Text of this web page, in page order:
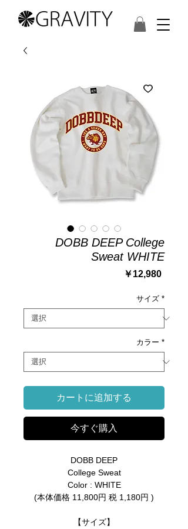
DOBB DEEP College
Sweat WHITE
￥12,980価
サイズ *
カラー *
カートに追加する
今すぐ購入
DOBB DEEP
College Sweat
Color : WHITE
(本体価格 11,800円 税 1,180円 )
【サイズ】